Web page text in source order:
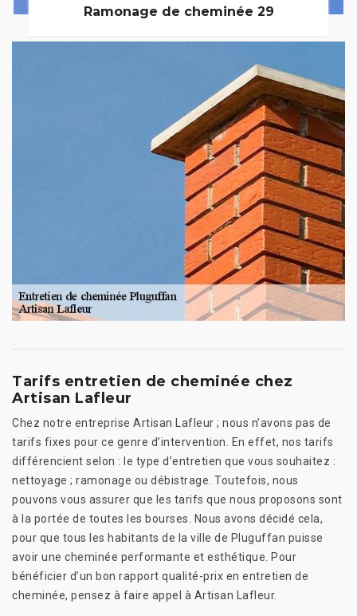
Ramonage de cheminée 29
Tarifs entretien de cheminée chez
Artisan Lafleur
Chez notre entreprise Artisan Lafleur ; nous n’avons pas de
tarifs fixes pour ce genre d’intervention. En effet, nos tarifs
différencient selon : le type d’entretien que vous souhaitez :
nettoyage ; ramonage ou débistrage. Toutefois, nous
pouvons vous assurer que les tarifs que nous proposons sont
à la portée de toutes les bourses. Nous avons décidé cela,
pour que tous les habitants de la ville de Pluguffan puisse
avoir une cheminée performante et esthétique. Pour
bénéficier d’un bon rapport qualité-prix en entretien de
cheminée, pensez à faire appel à Artisan Lafleur.